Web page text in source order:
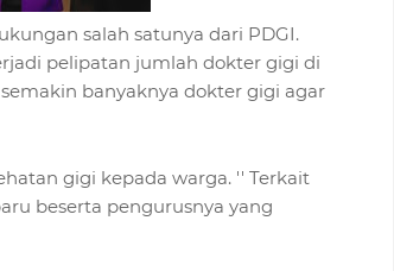
salah satunya dari PDGI.
pelipatan jumlah dokter gigi di
banyaknya dokter gigi agar
gigi kepada warga. '' Terkait
beserta pengurusnya yang